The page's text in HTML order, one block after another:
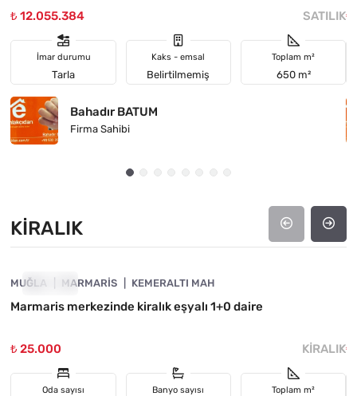
₺ 12.055.384
SATILIK
İmar durumu
Tarla
Kaks - emsal
Belirtilmemiş
Toplam m²
650 m²
Bahadır BATUM
Firma Sahibi
₺
KIRALIK
KIRALIK
MUĞLA MARMARIS KEMERALTI MAH
Marmaris merkezinde kiralık eşyalı 1+0 daire
₺ 25.000 KIRALIK
Oda sayısı Banyo sayısı Toplam m²
₺